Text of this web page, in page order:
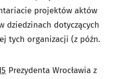
projektów aktów
dziedzinach dotyczących
tych organizacji (z późn.
Prezydenta Wrocławia z